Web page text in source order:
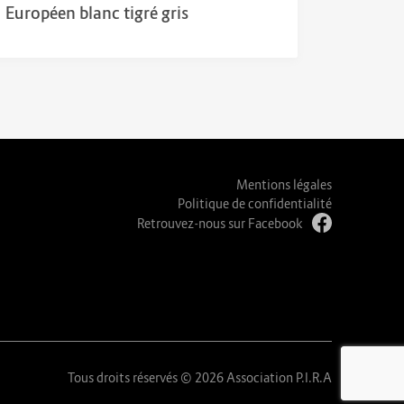
Européen blanc tigré gris
Mentions légales
Politique de confidentialité
Retrouvez-nous sur Facebook
Tous droits réservés © 2026 Association P.I.R.A